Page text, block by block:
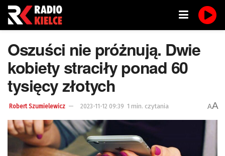
Oszuści nie próżnują. Dwie
kobiety straciły ponad 60
tysięcy złotych
Robert Szumielewicz 2023-11-12 09:39 1 min. czytania AA